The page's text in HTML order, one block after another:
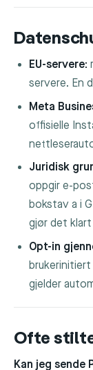
EU-servere:
servere. En
Meta
offisielle
Juridisk
oppgir e-
bokstav a i
gjør det
Opt-in
gjelder
Ofte
Kan jeg sende